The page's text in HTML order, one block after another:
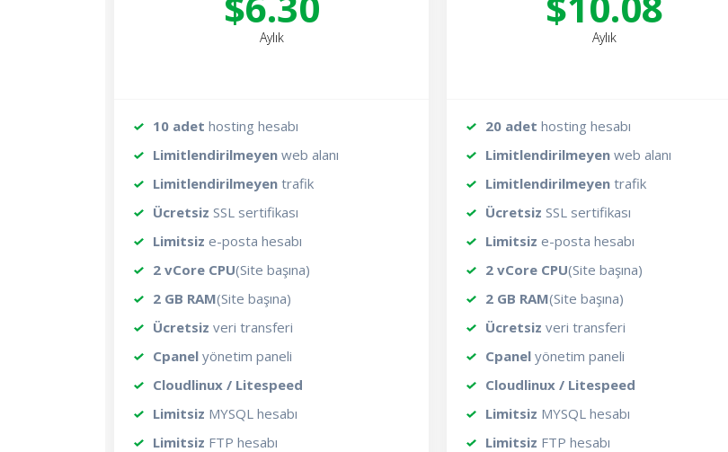
Aylık
10 adet hosting hesabı
Limitlendirilmeyen web alanı
Limitlendirilmeyen trafik
Ücretsiz SSL sertifikası
Limitsiz e-posta hesabı
2 vCore CPU(Site başına)
2 GB RAM(Site başına)
Ücretsiz veri transferi
Cpanel yönetim paneli
Cloudlinux / Litespeed
Limitsiz MYSQL hesabı
Limitsiz FTP hesabı
Aylık
20 adet hosting hesabı
Limitlendirilmeyen web alanı
Limitlendirilmeyen trafik
Ücretsiz SSL sertifikası
Limitsiz e-posta hesabı
2 vCore CPU(Site başına)
2 GB RAM(Site başına)
Ücretsiz veri transferi
Cpanel yönetim paneli
Cloudlinux / Litespeed
Limitsiz MYSQL hesabı
Limitsiz FTP hesabı